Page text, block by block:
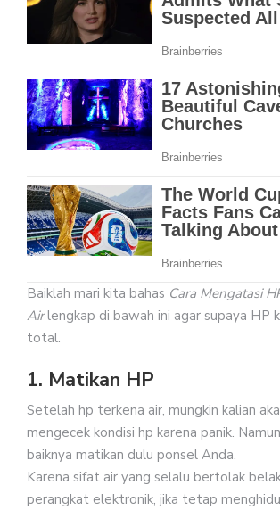
Baiklah mari kita bahas Cara Mengatasi
Airlengkap di bawah ini agar supaya HP
total.
1. Matikan HP
Setelah hp terkena air, mungkin kalian
mengecek kondisi hp karena panik.
baiknya matikan dulu ponsel Anda.
Karena sifat air yang selalu bertolak
perangkat elektronik, jika tetap